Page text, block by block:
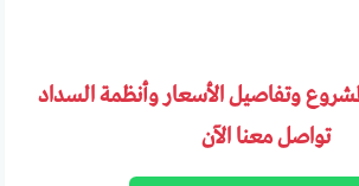
وتفاصيل الأسعار وأنظمة السداد
تواصل معنا الآن